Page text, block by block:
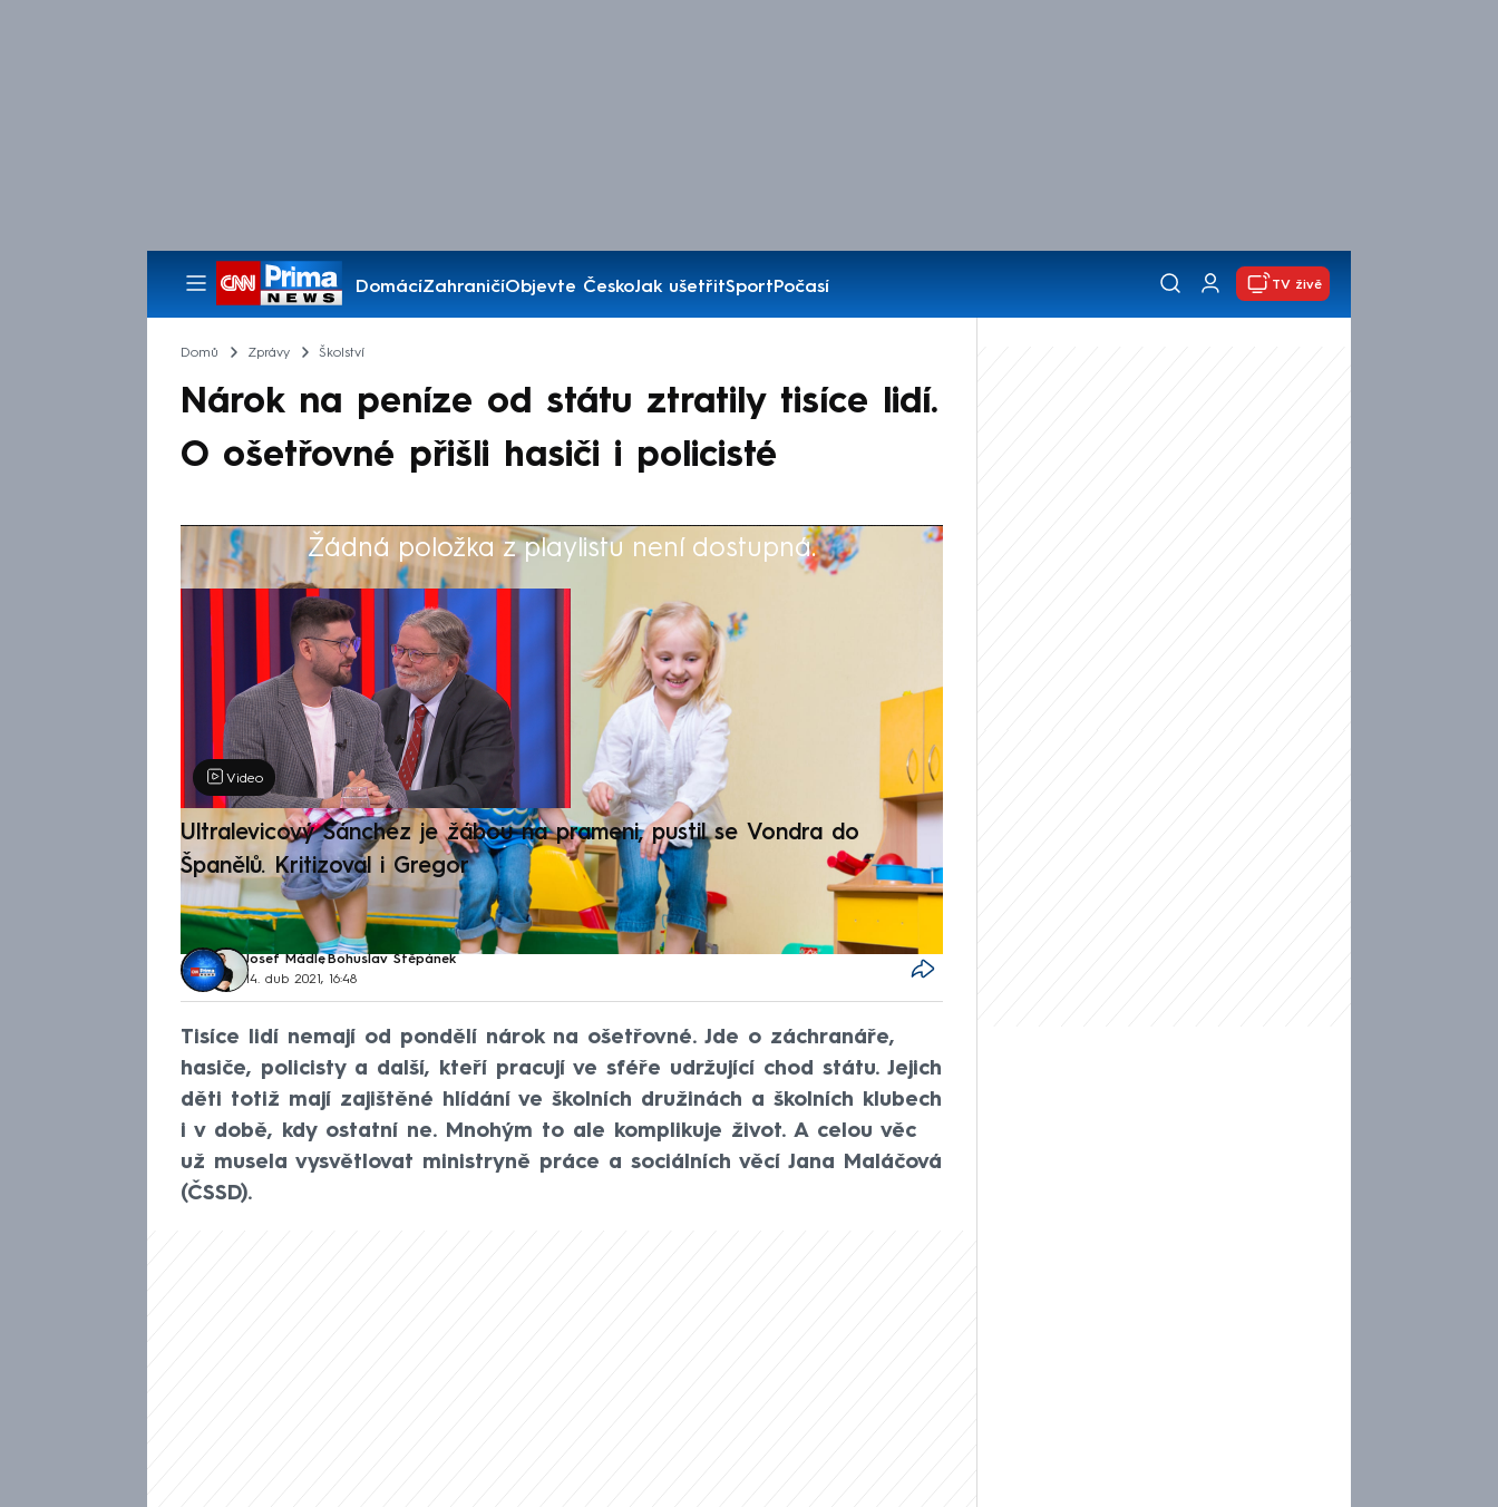
DomácíZahraničíObjevte ČeskoJak ušetřitSportPočasí
Pořady
TV živě
Domů Zprávy Školství
Nárok na peníze od státu ztratily tisíce lidí.
O ošetřovné přišli hasiči i policisté
Žádná položka z playlistu není dostupná.
Výběr redakce
Video
Ultralevicový Sánchez je žábou na prameni, pustil se Vondra do
Španělů. Kritizoval i Gregor
Josef Mádle, Bohuslav Štěpánek
14. dub 2021, 16:48
Tisíce lidí nemají od pondělí nárok na ošetřovné. Jde o záchranáře,
hasiče, policisty a další, kteří pracují ve sféře udržující chod státu. Jejich
děti totiž mají zajištěné hlídání ve školních družinách a školních klubech
i v době, kdy ostatní ne. Mnohým to ale komplikuje život. A celou věc
už musela vysvětlovat ministryně práce a sociálních věcí Jana Maláčová
(ČSSD).